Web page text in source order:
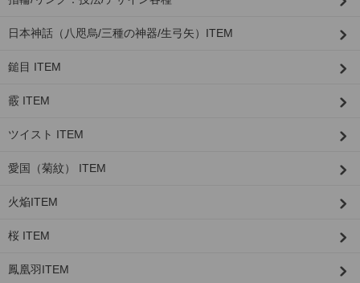
日本神話（八咫烏/三種の神器/生弓矢）ITEM
鎚目 ITEM
霰 ITEM
ツイスト ITEM
愛国（菊紋） ITEM
火焔ITEM
桜 ITEM
鳳凰羽ITEM